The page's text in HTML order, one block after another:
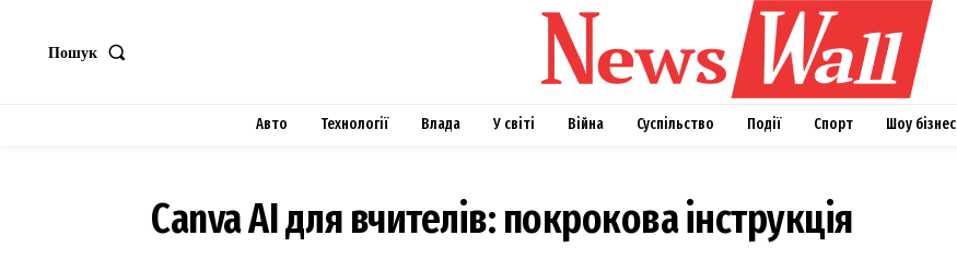
Пошук
Авто Технології Влада У світі Війна Суспільство Події Спорт Шоу бізнес
Canva AI для вчителів: покрокова інструкція